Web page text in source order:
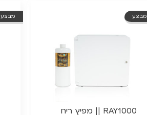
מבצע
RAY1000 || מפיץ ריח
מבצע